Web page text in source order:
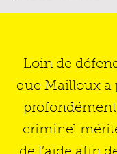
Loin de
que Mailloux a
criminel